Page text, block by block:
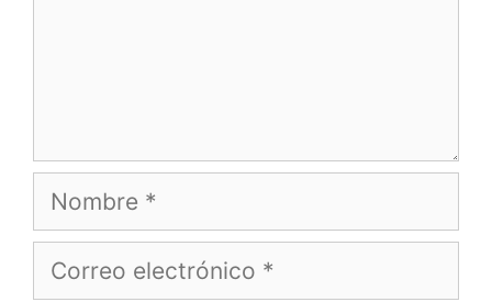
Nombre
Correo